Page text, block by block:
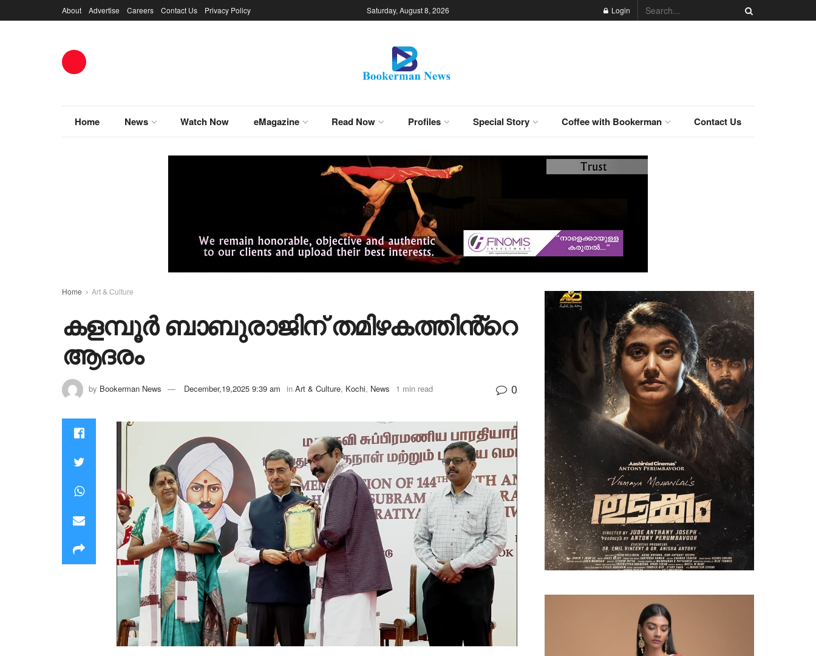
About Advertise Careers Contact Us Privacy Policy Saturday, August 8, 2026 Login
Home News Watch Now eMagazine Read Now Profiles Special Story Coffee with Bookerman Contact Us
Home Art & Culture
കളമ്പൂർ ബാബുരാജിന് തമിഴകത്തിൻ്റെ
ആദരം
by Bookerman News December,19,2025 9:39 am in Art & Culture, Kochi, News 1 min read 0